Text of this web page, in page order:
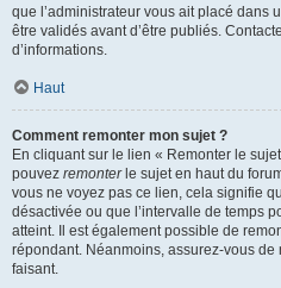
que l’administrateur vous ait placé dans
être validés avant d’être publiés.
d’informations.
Haut
Comment remonter mon sujet ?
En cliquant sur le lien « Remonter le
pouvez remonterle sujet en haut du
vous ne voyez pas ce lien, cela signifie
désactivée ou que l’intervalle de temps
atteint. Il est également possible de
répondant. Néanmoins, assurez-vous
faisant.